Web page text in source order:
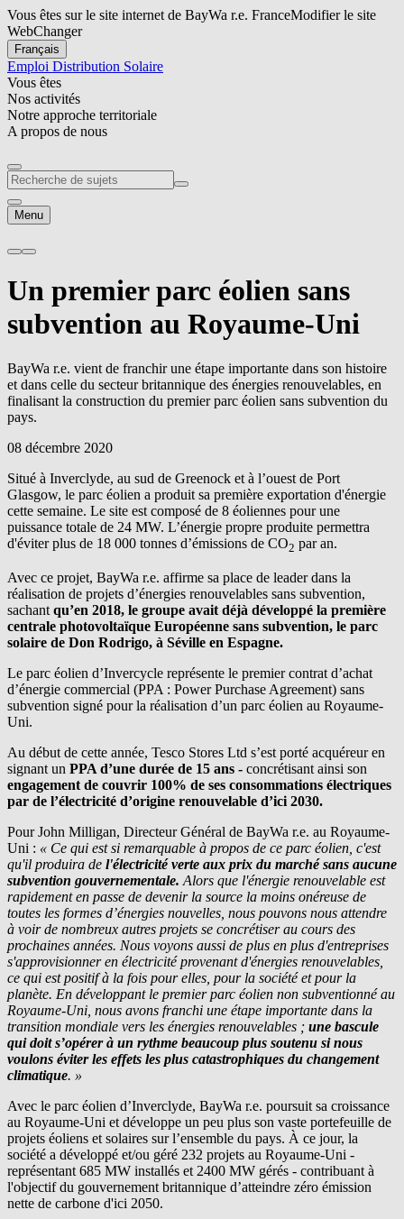
Vous êtes sur le site internet de BayWa r.e. FranceModifier le site
WebChanger
Français
Emploi Distribution Solaire
Vous êtes
Nos activités
Notre approche territoriale
A propos de nous
Menu
Un premier parc éolien sans
subvention au Royaume-Uni
BayWa r.e. vient de franchir une étape importante dans son histoire
et dans celle du secteur britannique des énergies renouvelables, en
finalisant la construction du premier parc éolien sans subvention du
pays.
08 décembre 2020
Situé à Inverclyde, au sud de Greenock et à l’ouest de Port
Glasgow, le parc éolien a produit sa première exportation d'énergie
cette semaine. Le site est composé de 8 éoliennes pour une
puissance totale de 24 MW. L’énergie propre produite permettra
d'éviter plus de 18 000 tonnes d’émissions de CO2 par an.
Avec ce projet, BayWa r.e. affirme sa place de leader dans la
réalisation de projets d’énergies renouvelables sans subvention,
sachant qu’en 2018, le groupe avait déjà développé la première
centrale photovoltaïque Européenne sans subvention, le parc
solaire de Don Rodrigo, à Séville en Espagne.
Le parc éolien d’Invercycle représente le premier contrat d’achat
d’énergie commercial (PPA : Power Purchase Agreement) sans
subvention signé pour la réalisation d’un parc éolien au Royaume-
Uni.
Au début de cette année, Tesco Stores Ltd s’est porté acquéreur en
signant un PPA d’une durée de 15 ans - concrétisant ainsi son
engagement de couvrir 100% de ses consommations électriques
par de l’électricité d’origine renouvelable d’ici 2030.
Pour John Milligan, Directeur Général de BayWa r.e. au Royaume-
Uni : « Ce qui est si remarquable à propos de ce parc éolien, c'est
qu'il produira de l'électricité verte aux prix du marché sans aucune
subvention gouvernementale. Alors que l'énergie renouvelable est
rapidement en passe de devenir la source la moins onéreuse de
toutes les formes d’énergies nouvelles, nous pouvons nous attendre
à voir de nombreux autres projets se concrétiser au cours des
prochaines années. Nous voyons aussi de plus en plus d'entreprises
s'approvisionner en électricité provenant d'énergies renouvelables,
ce qui est positif à la fois pour elles, pour la société et pour la
planète. En développant le premier parc éolien non subventionné au
Royaume-Uni, nous avons franchi une étape importante dans la
transition mondiale vers les énergies renouvelables ; une bascule
qui doit s’opérer à un rythme beaucoup plus soutenu si nous
voulons éviter les effets les plus catastrophiques du changement
climatique. »
Avec le parc éolien d’Inverclyde, BayWa r.e. poursuit sa croissance
au Royaume-Uni et développe un peu plus son vaste portefeuille de
projets éoliens et solaires sur l’ensemble du pays. À ce jour, la
société a développé et/ou géré 232 projets au Royaume-Uni -
représentant 685 MW installés et 2400 MW gérés - contribuant à
l'objectif du gouvernement britannique d’atteindre zéro émission
nette de carbone d'ici 2050.